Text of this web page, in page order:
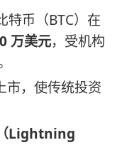
特币（BTC）在
万美元，受机构
市，使传统投资
Lightning